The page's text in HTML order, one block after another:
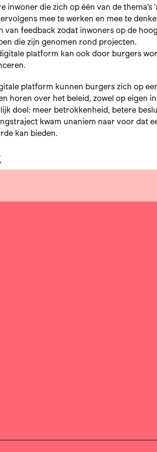
inwoner die zich op één van de thema’s
mee te werken en mee te
van feedback zodat inwoners op de
die zijn genomen rond projecten.
platform kan ook door burgers
platform kunnen burgers zich op
horen over het beleid, zowel op eigen
doel: meer betrokkenheid, betere
kwam unaniem naar voor dat
kan bieden.
op facebook
op X